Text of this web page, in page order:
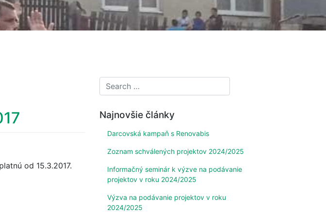
platnú od 15.3.2017.
Najnovšie články
Darcovská kampaň s Renovabis
Zoznam schválených projektov 2024/2025
Informačný seminár k výzve na podávanie
projektov v roku 2024/2025
Výzva na podávanie projektov v roku
2024/2025